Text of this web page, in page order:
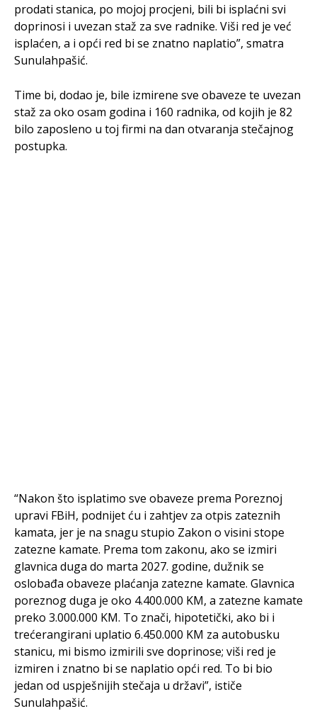
prodati stanica, po mojoj procjeni, bili bi isplaćni svi
doprinosi i uvezan staž za sve radnike. Viši red je već
isplaćen, a i opći red bi se znatno naplatio”, smatra
Sunulahpašić.
Time bi, dodao je, bile izmirene sve obaveze te uvezan
staž za oko osam godina i 160 radnika, od kojih je 82
bilo zaposleno u toj firmi na dan otvaranja stečajnog
postupka.
“Nakon što isplatimo sve obaveze prema Poreznoj
upravi FBiH, podnijet ću i zahtjev za otpis zateznih
kamata, jer je na snagu stupio Zakon o visini stope
zatezne kamate. Prema tom zakonu, ako se izmiri
glavnica duga do marta 2027. godine, dužnik se
oslobađa obaveze plaćanja zatezne kamate. Glavnica
poreznog duga je oko 4.400.000 KM, a zatezne kamate
preko 3.000.000 KM. To znači, hipotetički, ako bi i
trećerangirani uplatio 6.450.000 KM za autobusku
stanicu, mi bismo izmirili sve doprinose; viši red je
izmiren i znatno bi se naplatio opći red. To bi bio
jedan od uspješnijih stečaja u državi”, ističe
Sunulahpašić.